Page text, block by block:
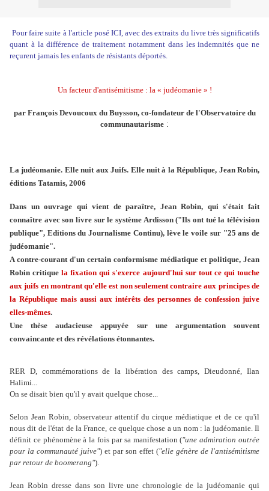
Pour faire suite à l'article poséICI, avec des extraits du livre très significatifs
quant à la différence de traitement notamment dans les indemnités que ne
reçurent jamais les enfants de résistants déportés.
Un facteur d'antisémitisme : la « judéomanie » !
par François Devoucoux du Buysson, co-fondateur de l'Observatoire du
communautarisme :
La judéomanie. Elle nuit aux Juifs. Elle nuit à la République, Jean Robin,
éditions Tatamis, 2006
Dans un ouvrage qui vient de paraître, Jean Robin, qui s'était fait
connaître avec son livre sur le système Ardisson ("Ils ont tué la télévision
publique", Editions du Journalisme Continu), lève le voile sur "25 ans de
judéomanie".
A contre-courant d'un certain conformisme médiatique et politique, Jean
Robin critiquela fixation qui s'exerce aujourd'hui sur tout ce qui touche
aux juifs en montrant qu'elle est non seulement contraire aux principes de
la République mais aussi aux intérêts des personnes de confession juive
elles-mêmes.
Une thèse audacieuse appuyée sur une argumentation souvent
convaincante et des révélations étonnantes.
RER D, commémorations de la libération des camps, Dieudonné, Ilan
Halimi...
On se disait bien qu'il y avait quelque chose...
Selon Jean Robin, observateur attentif du cirque médiatique et de ce qu'il
nous dit de l'état de la France, ce quelque chose a un nom : la judéomanie. Il
définit ce phénomène à la fois par sa manifestation ("une admiration outrée
pour la communauté juive") et par son effet ("elle génère de l'antisémitisme
par retour de boomerang").
Jean Robin dresse dans son livre une chronologie de la judéomanie qui